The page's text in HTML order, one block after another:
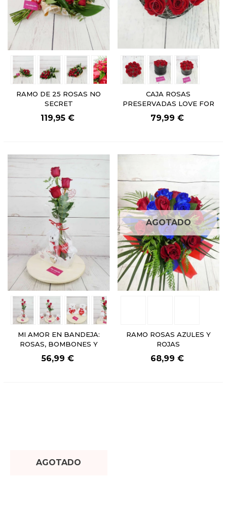
RAMO DE 25 ROSAS NO
SECRET
119,95 €
CAJA ROSAS
PRESERVADAS LOVE FOR
EVER
79,99 €
MI AMOR EN BANDEJA:
ROSAS, BOMBONES Y
PELUCHE
56,99 €
AGOTADO
RAMO ROSAS AZULES Y
ROJAS
68,99 €
AGOTADO